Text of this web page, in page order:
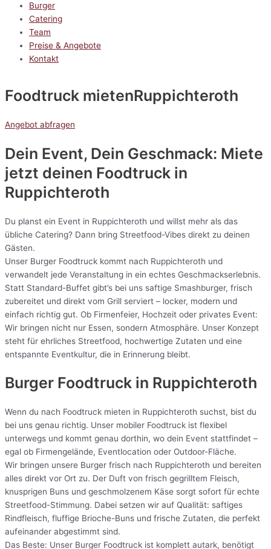
Burger
Catering
Team
Preise & Angebote
Kontakt
Foodtruck mietenRuppichteroth
Angebot abfragen
Dein Event, Dein Geschmack: Miete
jetzt deinen Foodtruck in
Ruppichteroth
Du planst ein Event in Ruppichteroth und willst mehr als das
übliche Catering? Dann bring Streetfood-Vibes direkt zu deinen
Gästen.
Unser Burger Foodtruck kommt nach Ruppichteroth und
verwandelt jede Veranstaltung in ein echtes Geschmackserlebnis.
Statt Standard-Buffet gibt’s bei uns saftige Smashburger, frisch
zubereitet und direkt vom Grill serviert – locker, modern und
einfach richtig gut. Ob Firmenfeier, Hochzeit oder privates Event:
Wir bringen nicht nur Essen, sondern Atmosphäre. Unser Konzept
steht für ehrliches Streetfood, hochwertige Zutaten und eine
entspannte Eventkultur, die in Erinnerung bleibt.
Burger Foodtruck in Ruppichteroth
Wenn du nach Foodtruck mieten in Ruppichteroth suchst, bist du
bei uns genau richtig. Unser mobiler Foodtruck ist flexibel
unterwegs und kommt genau dorthin, wo dein Event stattfindet –
egal ob Firmengelände, Eventlocation oder Outdoor-Fläche.
Wir bringen unsere Burger frisch nach Ruppichteroth und bereiten
alles direkt vor Ort zu. Der Duft von frisch gegrilltem Fleisch,
knusprigen Buns und geschmolzenem Käse sorgt sofort für echte
Streetfood-Stimmung. Dabei setzen wir auf Qualität: saftiges
Rindfleisch, fluffige Brioche-Buns und frische Zutaten, die perfekt
aufeinander abgestimmt sind.
Das Beste: Unser Burger Foodtruck ist komplett autark, benötigt